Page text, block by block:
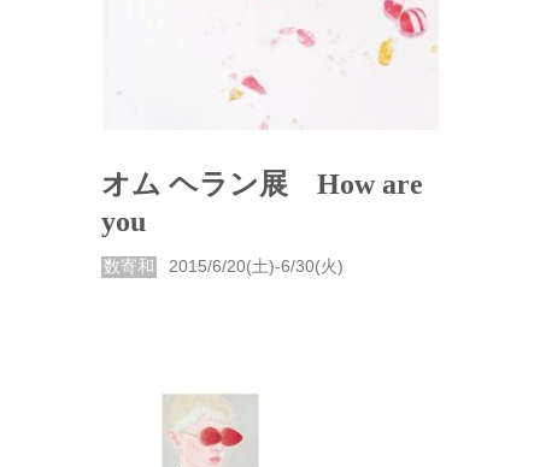
オム ヘラン展 How are
you
数寄和 2015/6/20(土)-6/30(火)